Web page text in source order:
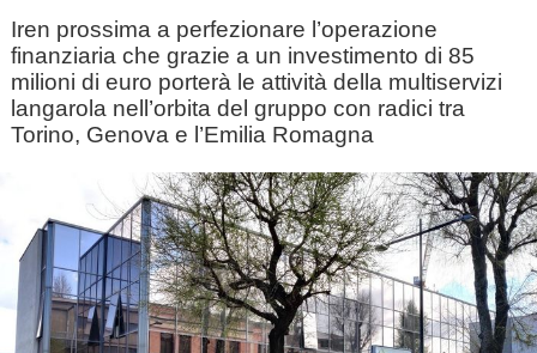
Iren prossima a perfezionare l’operazione
finanziaria che grazie a un investimento di 85
milioni di euro porterà le attività della multiservizi
langarola nell’orbita del gruppo con radici tra
Torino, Genova e l’Emilia Romagna